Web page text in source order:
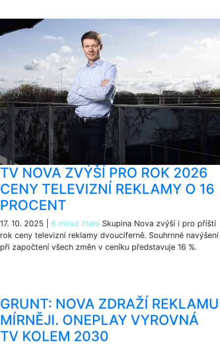
TV NOVA ZVÝŠÍ PRO ROK 2026
CENY TELEVIZNÍ REKLAMY O 16
PROCENT
17. 10. 2025 6 minut čtení Skupina Nova zvýší i pro příští
rok ceny televizní reklamy dvouciferně. Souhrnné navýšení
při započtení všech změn v ceníku představuje 16 %.
GRUNT: NOVA ZDRAŽÍ REKLAMU
MÍRNĚJI. ONEPLAY VYROVNÁ
TV KOLEM 2030